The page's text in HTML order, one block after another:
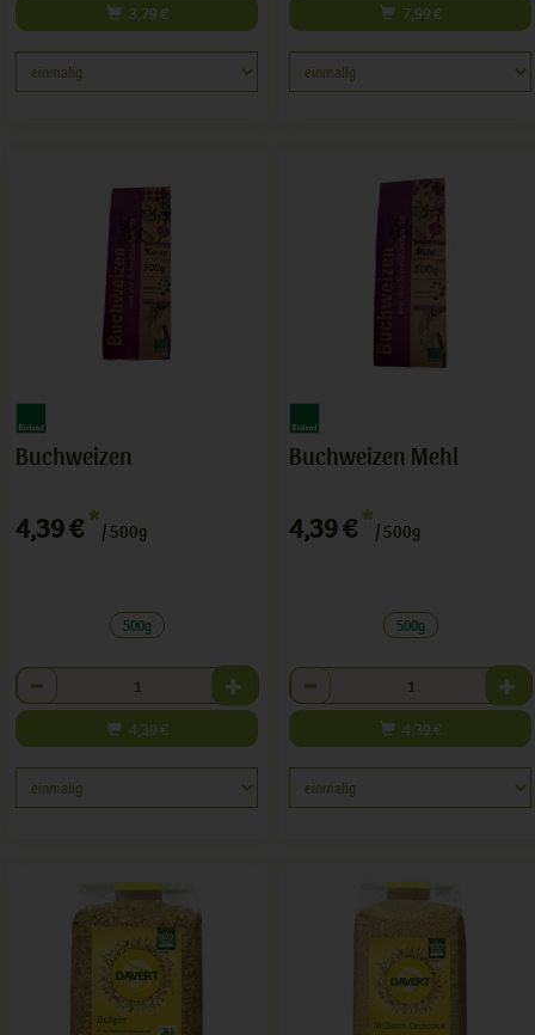
3,79 € 7,99 €
Buchweizen
4,39 € */ 500g
500g
Anzahl
4,39 €
Buchweizen Mehl
4,39 € */ 500g
500g
Anzahl
4,39 €